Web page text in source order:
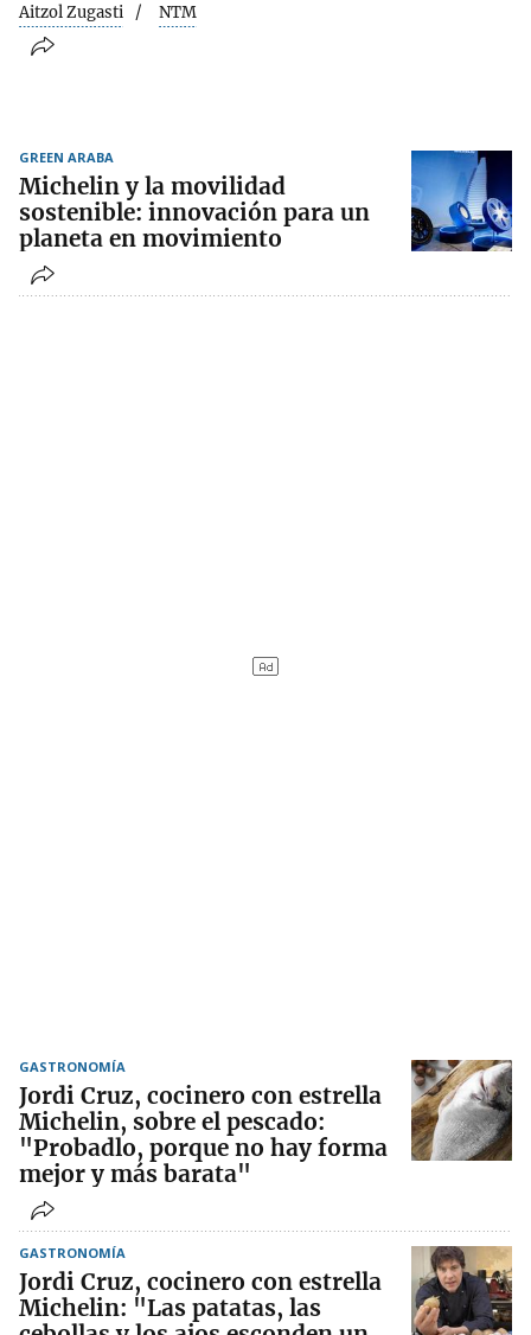
Aitzol Zugasti NTM
GREEN ARABA
Michelin y la movilidad
sostenible: innovación para un
planeta en movimiento
GASTRONOMÍA
Jordi Cruz, cocinero con estrella
Michelin, sobre el pescado:
"Probadlo, porque no hay forma
mejor y más barata"
GASTRONOMÍA
Jordi Cruz, cocinero con estrella
Michelin: "Las patatas, las